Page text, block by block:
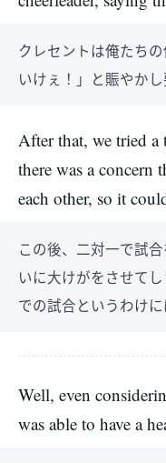
クレセントは俺たち
いけぇ！」と賑やかし
After that, we tried
there was a concern
each other, so it
この後、二対一で試
いに大けがをさせて
での試合というわけに
Well, even
was able to have a